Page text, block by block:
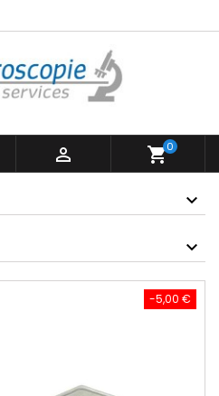
 shopping_cart0
-5,00 €